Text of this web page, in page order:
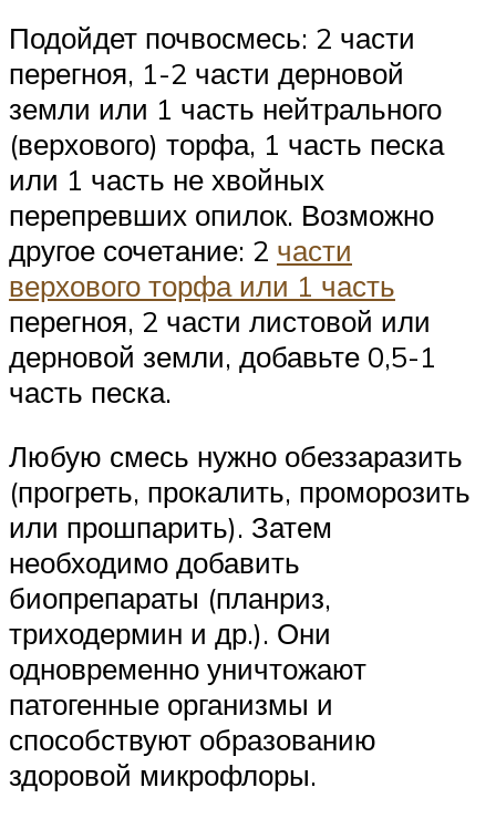
Подойдет почвосмесь: 2 части
перегноя, 1-2 части дерновой
земли или 1 часть нейтрального
(верхового) торфа, 1 часть песка
или 1 часть не хвойных
перепревших опилок. Возможно
другое сочетание: 2 части
верхового торфа или 1 часть
перегноя, 2 части листовой или
дерновой земли, добавьте 0,5-1
часть песка.
Любую смесь нужно обеззаразить
(прогреть, прокалить, проморозить
или прошпарить). Затем
необходимо добавить
биопрепараты (планриз,
триходермин и др.). Они
одновременно уничтожают
патогенные организмы и
способствуют образованию
здоровой микрофлоры.